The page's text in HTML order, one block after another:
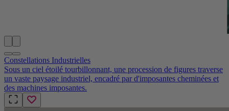
Constellations Industrielles
Sous un ciel étoilé tourbillonnant, une procession de figures traverse
un vaste paysage industriel, encadré par d'imposantes cheminées et
des machines imposantes.